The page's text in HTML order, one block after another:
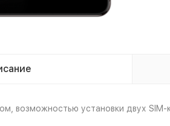
возможностью установки двух